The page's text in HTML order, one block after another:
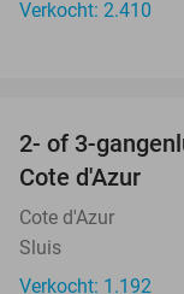
Verkocht: 2.410
2- of 3-
Cote d'Azur
Cote d'Azur
Sluis
Verkocht: 1.192